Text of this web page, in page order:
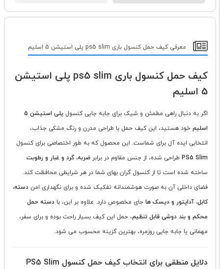
معرفی کیف حمل کنسول باری ps5 slim پلی استیشن 5 اسلیم
کیف حمل کنسول باری ps5 slim پلی استیشن
5 اسلیم
اگر به دنبال راهی مطمئن و شیک برای جابه جایی کنسول
پلی استیشن 5
اسلیم خود هستید، این کیف حمل با طراحی مدرن و رنگ مشکی جذاب،
انتخابی ایده آل برای شماست. این محصول که به طور اختصاصی برای کنسول
PS5 Slim طراحی شده، از جنس مقاوم در برابر ضربه، گرد و غبار و رطوبت
ساخته شده است تا از کنسول گران بهای شما در هر شرایطی محافظت کند.
فضای داخلی آن به صورت هوشمندانه تفکیک شده و برای نگهداری امن دسته،
کابل، آداپتور و دیسک ها جای مخصوص دارد. علاوه بر این، با دسته حمل
محکم و بند دوشی قابل تنظیم، حمل این کیف بسیار راحت بوده و برای سفر،
مهمانی یا جابه جایی روزمره، بهترین گزینه محسوب می شود.
دلایل منطقی برای انتخاب کیف حمل کنسول PS5 Slim